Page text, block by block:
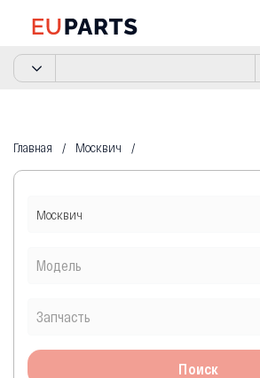
Главная Москвич
Москвич
Поиск